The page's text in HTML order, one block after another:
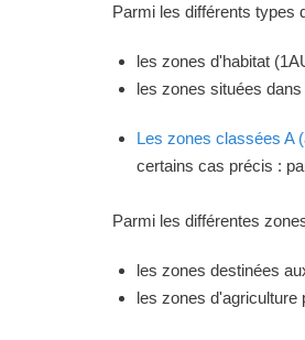
Parmi les différents types
les zones d'habitat
les zones situées
Les zones classées A
certains cas précis :
Parmi les différentes
les zones destinées
les zones d'agriculture